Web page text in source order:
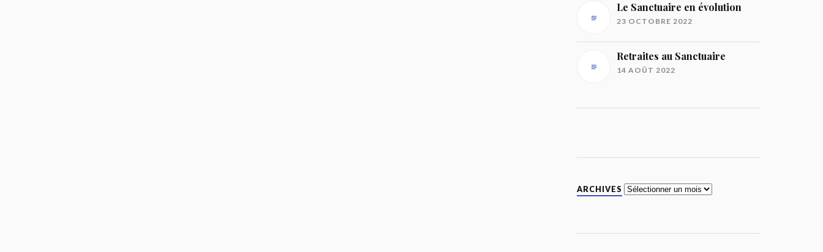
Le Sanctuaire en évolution
23 OCTOBRE 2022
Retraites au Sanctuaire
14 AOÛT 2022
ARCHIVES Archives